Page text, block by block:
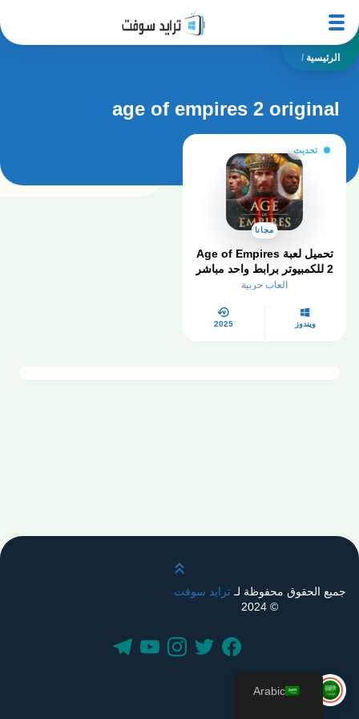
الرئيسية /
age of empires 2 original
تحديث
مجانا
تحميل لعبة Age of Empires
2 للكمبيوتر برابط واحد مباشر
العاب حربية
ويندوز 2025
قم بالتمرير لأعلى
جميع الحقوق محفوظة لـترايد سوفت
© 2024
Arabic